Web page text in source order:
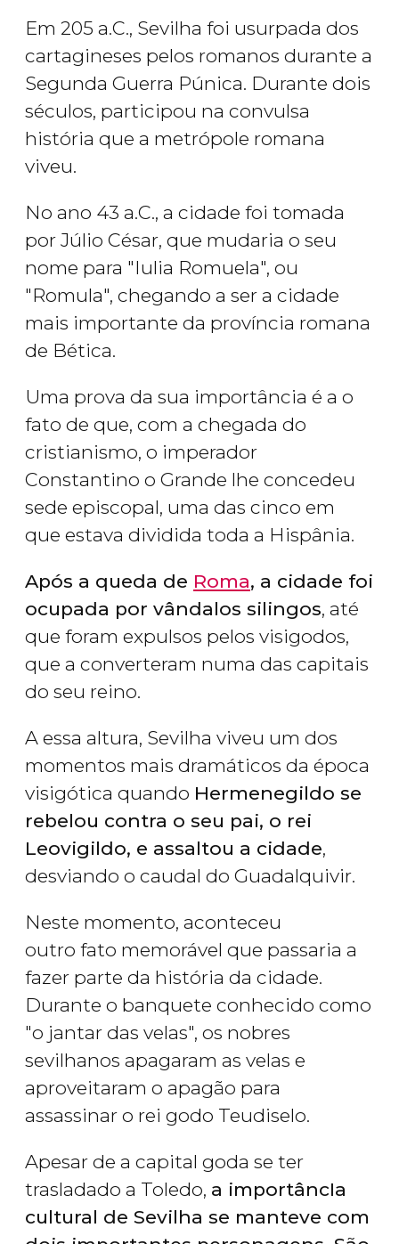
Em 205 a.C., Sevilha foi usurpada dos
cartagineses pelos romanos durante a
Segunda Guerra Púnica. Durante dois
séculos, participou na convulsa
história que a metrópole romana
viveu.
No ano 43 a.C., a cidade foi tomada
por Júlio César, que mudaria o seu
nome para "Iulia Romuela", ou
"Romula", chegando a ser a cidade
mais importante da província romana
de Bética.
Uma prova da sua importância é a o
fato de que, com a chegada do
cristianismo, o imperador
Constantino o Grande lhe concedeu
sede episcopal, uma das cinco em
que estava dividida toda a Hispânia.
Após a queda de Roma, a cidade foi
ocupada por vândalos silingos, até
que foram expulsos pelos visigodos,
que a converteram numa das capitais
do seu reino.
A essa altura, Sevilha viveu um dos
momentos mais dramáticos da época
visigótica quando Hermenegildo se
rebelou contra o seu pai, o rei
Leovigildo, e assaltou a cidade,
desviando o caudal do Guadalquivir.
Neste momento, aconteceu
outro fato memorável que passaria a
fazer parte da história da cidade.
Durante o banquete conhecido como
"o jantar das velas", os nobres
sevilhanos apagaram as velas e
aproveitaram o apagão para
assassinar o rei godo Teudiselo.
Apesar de a capital goda se ter
trasladado a Toledo, a importâncIa
cultural de Sevilha se manteve com